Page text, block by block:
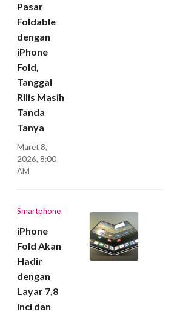
Pasar
Foldable
dengan
iPhone
Fold,
Tanggal
Rilis Masih
Tanda
Tanya
Maret 8,
2026, 8:00
AM
Smartphone
iPhone
Fold Akan
Hadir
dengan
Layar 7,8
Inci dan